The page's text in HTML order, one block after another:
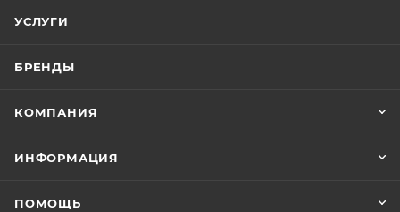
УСЛУГИ
БРЕНДЫ
КОМПАНИЯ
ИНФОРМАЦИЯ
ПОМОЩЬ